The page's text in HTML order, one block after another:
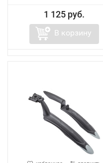
1 125 руб.
В корзину